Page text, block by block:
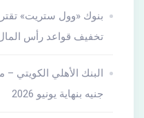
بنوك «وول ستريت»
تخفيف قواعد رأس
جنيه بنهاية يونيو 2026